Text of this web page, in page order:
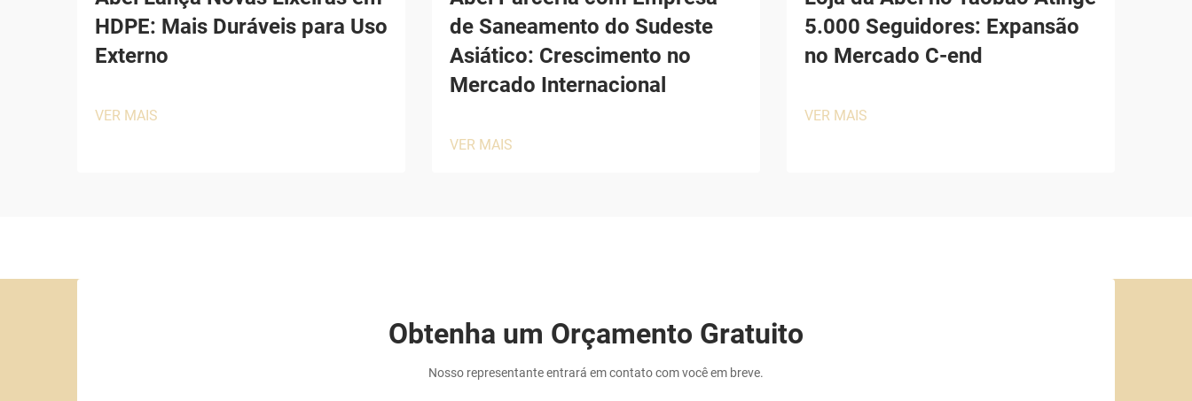
HDPE: Mais Duráveis para Uso
Externo
VER MAIS
de Saneamento do Sudeste
Asiático: Crescimento no
Mercado Internacional
VER MAIS
5.000 Seguidores: Expansão
no Mercado C-end
VER MAIS
Obtenha um Orçamento Gratuito
Nosso representante entrará em contato com você em breve.